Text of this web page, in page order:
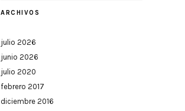
ARCHIVOS
julio 2026
junio 2026
julio 2020
febrero 2017
diciembre 2016